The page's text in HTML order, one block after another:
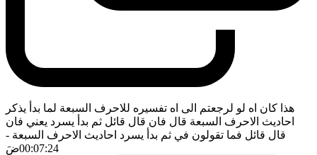
هذا كان اه لو لرجعتم الى اه تفسيره للاحرف السبعة لما بدأ يذكر
احاديث الاحرف السبعة قال فان قال قائل ثم بدأ يسرد يعني فان
قال قائل فما تقولون في ثم بدأ يسرد احاديث الاحرف السبعة -
00:07:24ضَ